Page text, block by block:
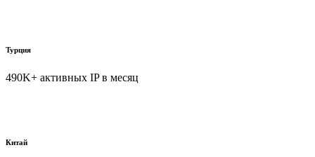
Турция
490K+ активных IP в месяц
Китай